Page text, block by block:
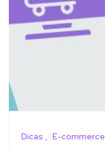
Dicas E-commerce